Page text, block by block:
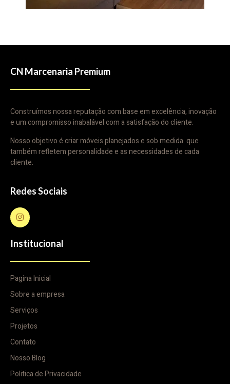
CN Marcenaria Premium
Construímos nossa reputação com base em excelência, inovação
e um compromisso inabalável com a satisfação do cliente.
Nosso objetivo é criar móveis planejados e sob medida que
também refletem personalidade e as necessidades de cada
cliente.
Redes Sociais
Institucional
Pagina Inicial
Sobre a empresa
Serviços
Projetos
Contato
Nosso Blog
Politica de Privacidade